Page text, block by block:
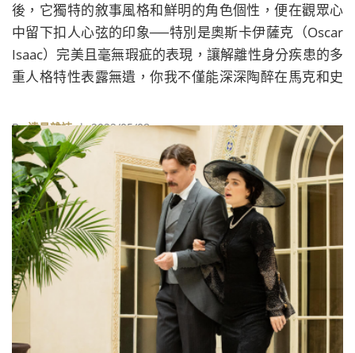
後，它獨特的敘事風格和鮮明的角色個性，便在觀眾心
中留下扣人心弦的印象──特別是奧斯卡伊薩克（Oscar
Isaac）完美且毫無瑕疵的表現，讓解離性身分疾患的多
重人格特性表露無遺，你我不僅能深深陶醉在馬克和史
發澎湃的視覺饗宴。
By遠見雜誌| 2022/05/08